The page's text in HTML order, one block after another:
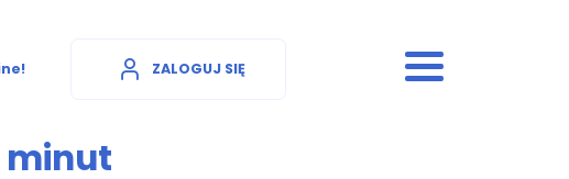
ZALOGUJ SIĘ
minut